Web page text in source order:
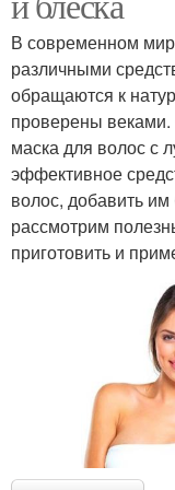
В современном
различными
обращаются к
проверены веками.
маска для волос с
эффективное
волос, добавить
рассмотрим
приготовить и